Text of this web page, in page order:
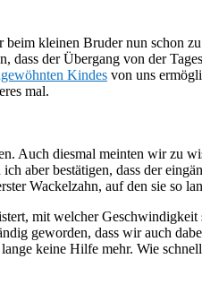
kleinen Bruder nun schon
der Übergang von der
Kindes von uns
mal.
Auch diesmal meinten wir zu
aber bestätigen, dass der
Wackelzahn, auf den sie so
mit welcher
geworden, dass wir auch
keine Hilfe mehr. Wie